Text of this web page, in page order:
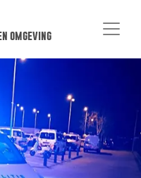
omgeving